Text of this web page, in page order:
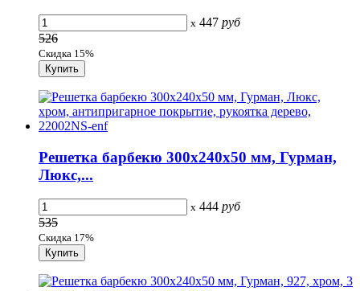
x 447 руб
526
Скидка 15%
Решетка барбекю 300х240х50 мм, Гурман,
Люкс,...
x 444 руб
535
Скидка 17%